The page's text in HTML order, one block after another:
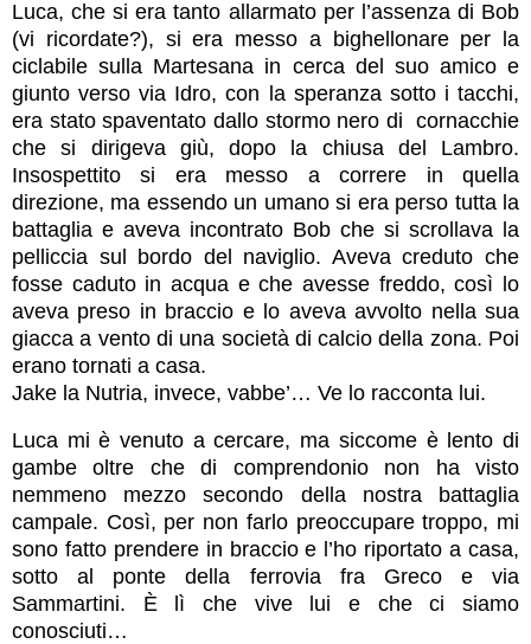
Luca, che si era tanto allarmato per l’assenza di Bob
(vi ricordate?), si era messo a bighellonare per la
ciclabile sulla Martesana in cerca del suo amico e
giunto verso via Idro, con la speranza sotto i tacchi,
era stato spaventato dallo stormo nero di cornacchie
che si dirigeva giù, dopo la chiusa del Lambro.
Insospettito si era messo a correre in quella
direzione, ma essendo un umano si era perso tutta la
battaglia e aveva incontrato Bob che si scrollava la
pelliccia sul bordo del naviglio. Aveva creduto che
fosse caduto in acqua e che avesse freddo, così lo
aveva preso in braccio e lo aveva avvolto nella sua
giacca a vento di una società di calcio della zona. Poi
erano tornati a casa.
Jake la Nutria, invece, vabbe’… Ve lo racconta lui.
Luca mi è venuto a cercare, ma siccome è lento di
gambe oltre che di comprendonio non ha visto
nemmeno mezzo secondo della nostra battaglia
campale. Così, per non farlo preoccupare troppo, mi
sono fatto prendere in braccio e l’ho riportato a casa,
sotto al ponte della ferrovia fra Greco e via
Sammartini. È lì che vive lui e che ci siamo
conosciuti…